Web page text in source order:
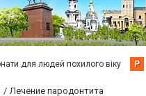
для людей похилого віку Р
Лечение пародонтита